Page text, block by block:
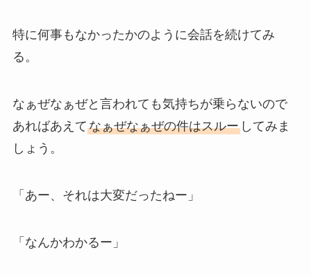
特に何事もなかったかのように会話を続けてみ
る。
なぁぜなぁぜと言われても気持ちが乗らないので
あればあえてなぁぜなぁぜの件はスルーしてみま
しょう。
「あー、それは大変だったねー」
「なんかわかるー」